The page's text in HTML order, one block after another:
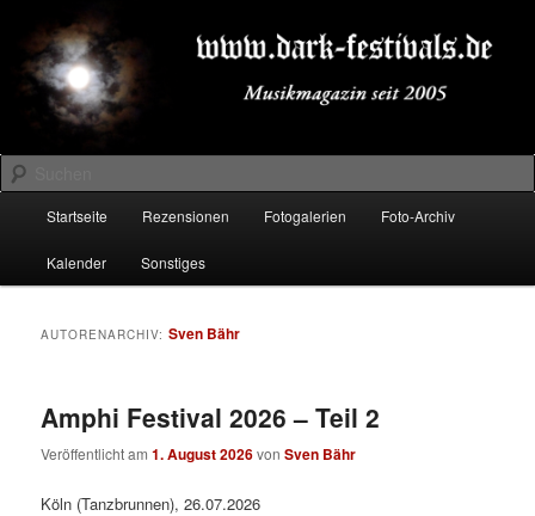
primären
Inhalt
springen
sekundären
Inhalt
springenDARK-FESTIVALS.DE
Suchen
Startseite Rezensionen Fotogalerien Foto-Archiv
Kalender Sonstiges
AUTORENARCHIV:Sven Bähr
Amphi Festival 2026 – Teil 2
Veröffentlicht am1. August 2026vonSven Bähr
Köln (Tanzbrunnen), 26.07.2026